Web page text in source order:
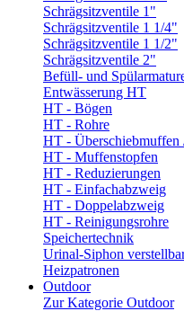
Schrägsitzventile 1"
Schrägsitzventile 1 1/4"
Schrägsitzventile 1 1/2"
Schrägsitzventile 2"
Befüll- und
Entwässerung HT
HT - Bögen
HT - Rohre
HT - Überschiebmuffen
HT - Muffenstopfen
HT - Reduzierungen
HT - Einfachabzweig
HT - Doppelabzweig
HT - Reinigungsrohre
Speichertechnik
Urinal-Siphon
Heizpatronen
Outdoor
Zur Kategorie Outdoor